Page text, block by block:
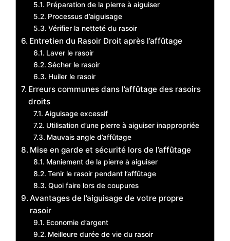
Préparation de la pierre à aiguiser
Processus d’aiguisage
Vérifier la netteté du rasoir
Entretien du Rasoir Droit après l’affûtage
Laver le rasoir
Sécher le rasoir
Huiler le rasoir
Erreurs communes dans l’affûtage des rasoirs
droits
Aiguisage excessif
Utilisation d’une pierre à aiguiser inappropriée
Mauvais angle d’affûtage
Mise en garde et sécurité lors de l’affûtage
Maniement de la pierre à aiguiser
Tenir le rasoir pendant l’affûtage
Quoi faire lors de coupures
Avantages de l’aiguisage de votre propre
rasoir
Economie d’argent
Meilleure durée de vie du rasoir